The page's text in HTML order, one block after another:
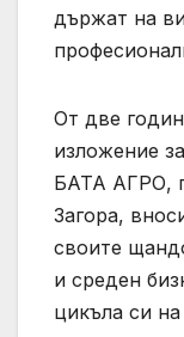
държат на
От две
изложение
БАТА АГРО,
Загора,
своите
и среден
цикъла си